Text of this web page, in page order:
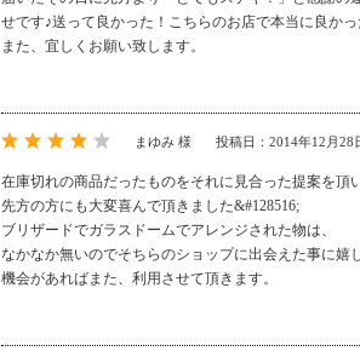
せです♪送って良かった！こちらのお店で本当に良かっ
また、宜しくお願い致します。
まゆみ 様 投稿日：2014年12月28
在庫切れの商品だったものをそれに見合った提案を頂
先方の方にも大変喜んで頂きました&#128516;
ブリザードでガラスドームでアレンジされた物は、
なかなか無いのでそちらのショップに出会えた事に嬉
機会があればまた、利用させて頂きます。